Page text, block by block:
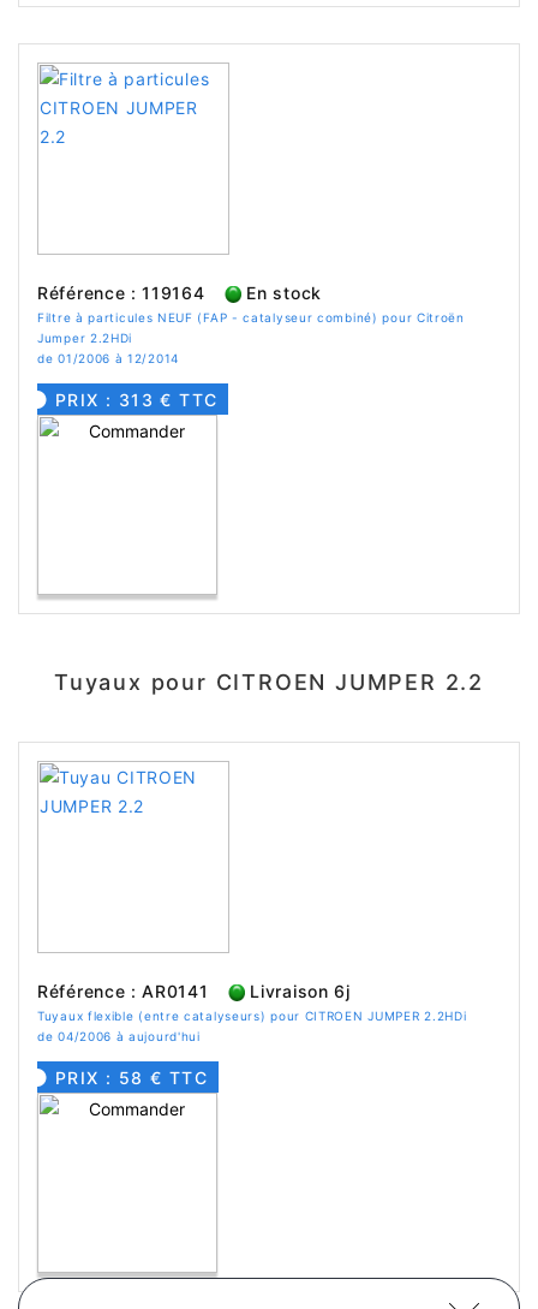
Référence : 119164 En stock
Filtre à particules NEUF (FAP - catalyseur combiné) pour Citroën
Jumper 2.2HDi
de 01/2006 à 12/2014
PRIX : 313 € TTC
Tuyaux pour CITROEN JUMPER 2.2
Référence : AR0141 Livraison 6j
Tuyaux flexible (entre catalyseurs) pour CITROEN JUMPER 2.2HDi
de 04/2006 à aujourd'hui
PRIX : 58 € TTC